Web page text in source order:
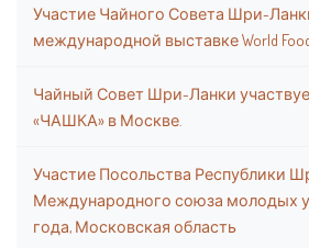
Участие Чайного Совета Шри-
международной выставке World Food
Чайный Совет Шри-Ланки
«ЧАШКА» в Москве.
Участие Посольства Республики
Международного союза молодых
года, Московская область